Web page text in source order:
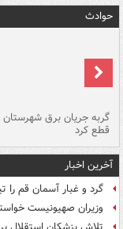
حوادث
گربه جریان برق شهرستان
قطع کرد
آخرین اخبار
گرد و غبار آسمان قم را
وزیران صهیونیست